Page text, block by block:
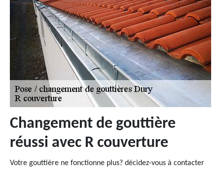
Changement de gouttière
réussi avec R couverture
Votre gouttière ne fonctionne plus? décidez-vous à contacter